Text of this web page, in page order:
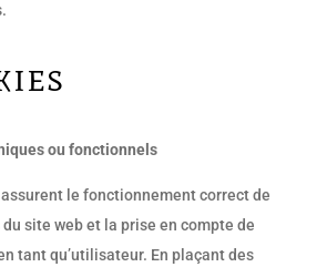
ou fonctionnels
le fonctionnement correct de
site web et la prise en compte de
tant qu’utilisateur. En plaçant des